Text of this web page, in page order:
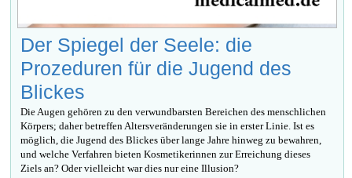
Der Spiegel der Seele: die
Prozeduren für die Jugend des
Blickes
Die Augen gehören zu den verwundbarsten Bereichen des menschlichen
Körpers; daher betreffen Altersveränderungen sie in erster Linie. Ist es
möglich, die Jugend des Blickes über lange Jahre hinweg zu bewahren,
und welche Verfahren bieten Kosmetikerinnen zur Erreichung dieses
Ziels an? Oder vielleicht war dies nur eine Illusion?